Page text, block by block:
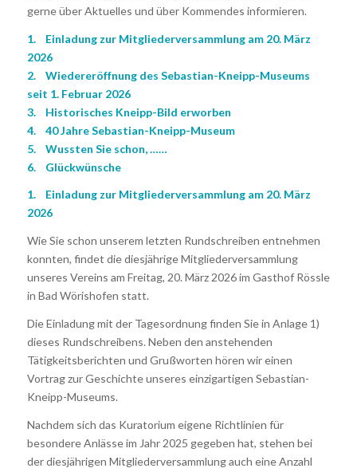
gerne über Aktuelles und über Kommendes informieren.
1. Einladung zur Mitgliederversammlung am 20. März
2026
2. Wiedereröffnung des Sebastian-Kneipp-Museums
seit 1. Februar 2026
3. Historisches Kneipp-Bild erworben
4. 40 Jahre Sebastian-Kneipp-Museum
5. Wussten Sie schon, ……
6. Glückwünsche
1. Einladung zur Mitgliederversammlung am 20. März
2026
Wie Sie schon unserem letzten Rundschreiben entnehmen
konnten, findet die diesjährige Mitgliederversammlung
unseres Vereins am Freitag, 20. März 2026 im Gasthof Rössle
in Bad Wörishofen statt.
Die Einladung mit der Tagesordnung finden Sie in Anlage 1)
dieses Rundschreibens. Neben den anstehenden
Tätigkeitsberichten und Grußworten hören wir einen
Vortrag zur Geschichte unseres einzigartigen Sebastian-
Kneipp-Museums.
Nachdem sich das Kuratorium eigene Richtlinien für
besondere Anlässe im Jahr 2025 gegeben hat, stehen bei
der diesjährigen Mitgliederversammlung auch eine Anzahl